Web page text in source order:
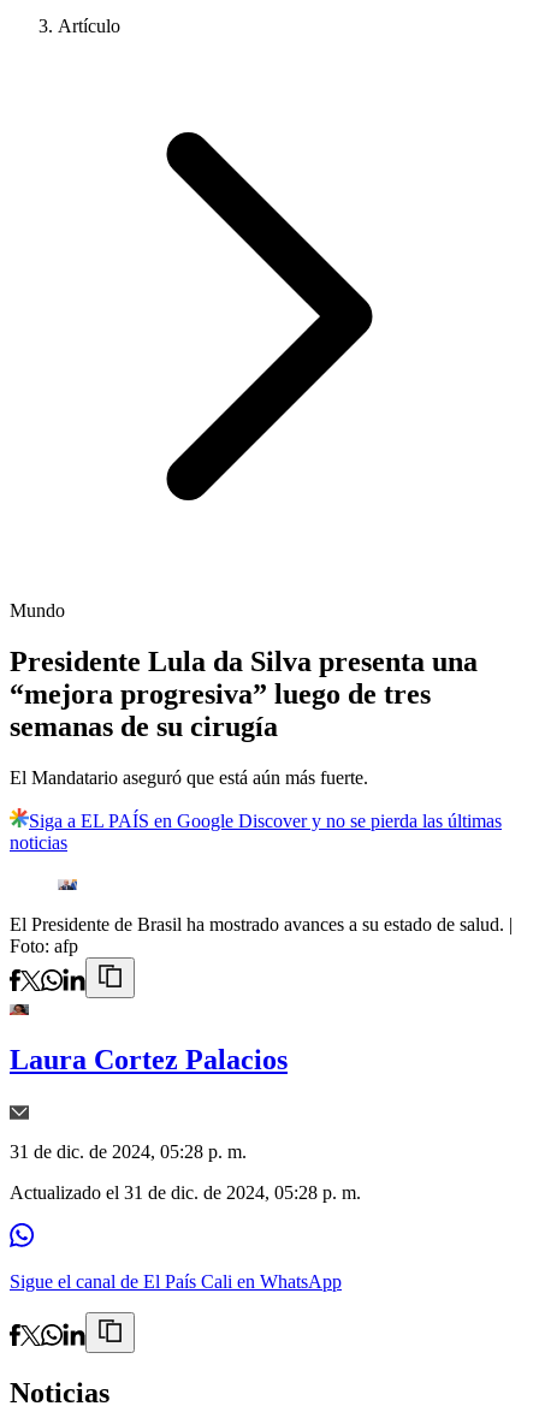
Artículo
Mundo
Presidente Lula da Silva presenta una
“mejora progresiva” luego de tres
semanas de su cirugía
El Mandatario aseguró que está aún más fuerte.
Siga a EL PAÍS en Google Discover y no se pierda las últimas
noticias
El Presidente de Brasil ha mostrado avances a su estado de salud. |
Foto: afp
Laura Cortez Palacios
31 de dic. de 2024, 05:28 p. m.
Actualizado el 31 de dic. de 2024, 05:28 p. m.
Sigue el canal de El País Cali en WhatsApp
Noticias